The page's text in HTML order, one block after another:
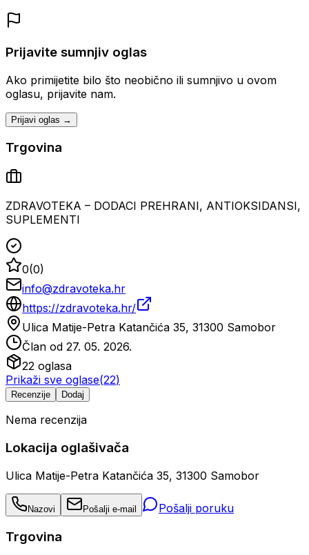
Prijavite sumnjiv oglas
Ako primijetite bilo što neobično ili sumnjivo u ovom
oglasu, prijavite nam.
Prijavi oglas →
Trgovina
ZDRAVOTEKA – DODACI PREHRANI, ANTIOKSIDANSI,
SUPLEMENTI
0(0)
info@zdravoteka.hr
https://zdravoteka.hr/
Ulica Matije-Petra Katančića 35, 31300 Samobor
Član od 27. 05. 2026.
22 oglasa
Prikaži sve oglase(22)
Recenzije Dodaj
Nema recenzija
Lokacija oglašivača
Ulica Matije-Petra Katančića 35, 31300 Samobor
Nazovi Pošalji e-mail Pošalji poruku
Trgovina